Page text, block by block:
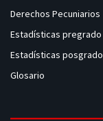
Derechos Pecuniarios
Estadísticas pregrado
Estadísticas posgrado
Glosario